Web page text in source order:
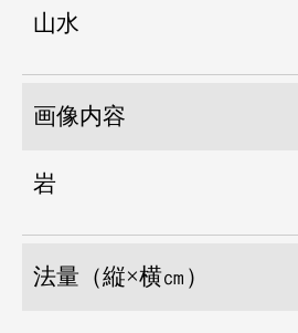
山水
画像内容
岩
法量（縦×横㎝）